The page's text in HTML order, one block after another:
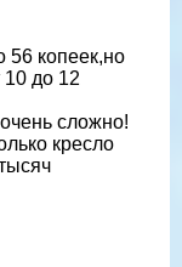
копеек,но
до 12
сложно!
кресло